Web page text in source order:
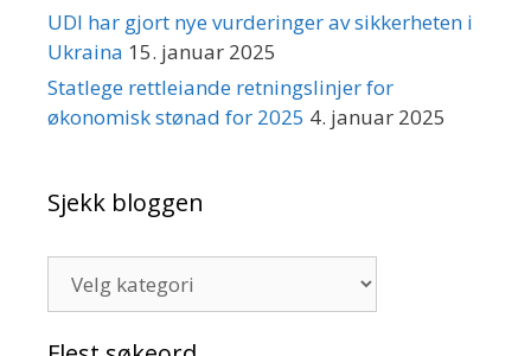
UDI har gjort nye vurderinger av sikkerheten i
Ukraina 15. januar 2025
Statlege rettleiande retningslinjer for
økonomisk stønad for 2025 4. januar 2025
Sjekk bloggen
bloggen